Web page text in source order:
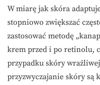
W miarę jak skóra
stopniowo zwiększać
zastosować metodę
krem przed i po retinolu,
przypadku skóry
przyzwyczajanie skóry